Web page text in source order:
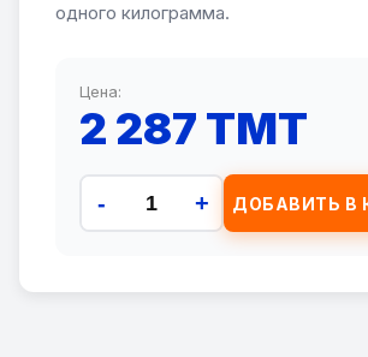
одного килограмма.
Цена:
2 287 TMT
- + ДОБАВИТЬ В